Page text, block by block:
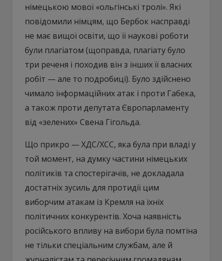
німецькою мової «ольгінські тролі». Які
повідомили німцям, що Бербок насправді
не має вищої освіти, що її наукові роботи
були плагіатом (щоправда, плагіату було
три реченя і походив він з інших її власних
робіт — але то подробиці). Було здійснено
чимало інформаційних атак і проти Габека,
а також проти депутата Європарламенту
від «зелених» Свена Гігольда.
Що прикро — ХДС/ХСС, яка була при владі у
той момент, на думку частини німецьких
політиків та спостерігачів, не докладала
достатніх зусиль для протидії цим
виборчим атакам із Кремля на їхніх
політичних конкурентів. Хоча наявність
російського впливу на вибори була помтіна
не тільки спеціальним службам, але й